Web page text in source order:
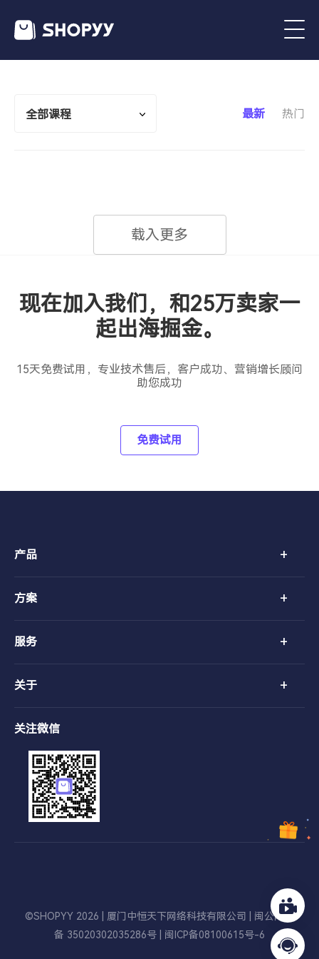
全部课程 最新 热门
载入更多
现在加入我们，和25万卖家一
起出海掘金。
15天免费试用，专业技术售后，客户成功、营销增长顾问
助您成功
免费试用
产品 +
方案 +
服务 +
关于 +
关注微信
©SHOPYY 2026 | 厦门中恒天下网络科技有限公司 | 闽公网安
备 35020302035286号
闽ICP备08100615号-6